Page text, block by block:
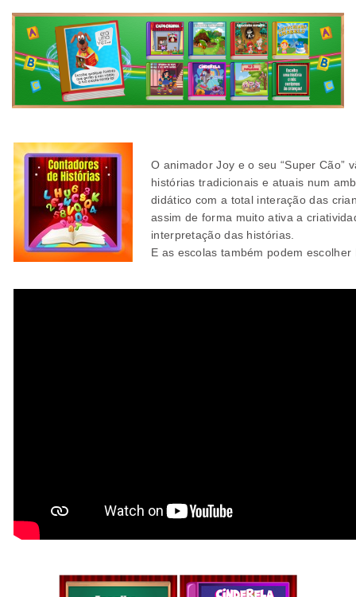
O animador Joy e o seu “Super Cão”
histórias tradicionais e atuais num
didático com a total interação das
assim de forma muito ativa a
interpretação das histórias.
E as escolas também podem escolher